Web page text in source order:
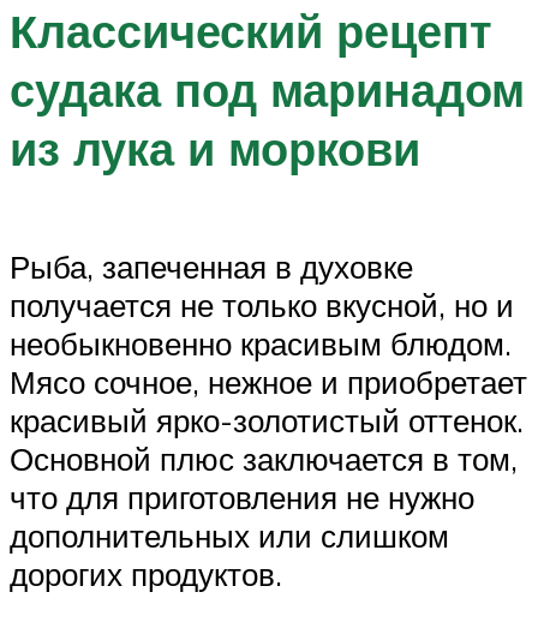
Классический рецепт
судака под маринадом
из лука и моркови
Рыба, запеченная в духовке
получается не только вкусной, но и
необыкновенно красивым блюдом.
Мясо сочное, нежное и приобретает
красивый ярко-золотистый оттенок.
Основной плюс заключается в том,
что для приготовления не нужно
дополнительных или слишком
дорогих продуктов.